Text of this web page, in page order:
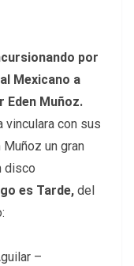
por
Mexicano a
Eden Muñoz.
vinculara con sus
un gran
disco
es Tarde, del
–